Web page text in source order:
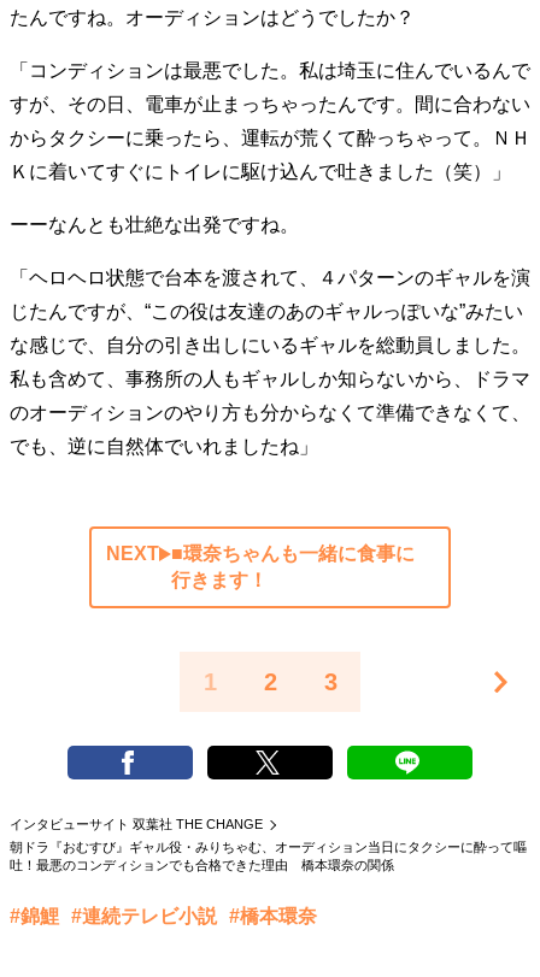
たんですね。オーディションはどうでしたか？
「コンディションは最悪でした。私は埼玉に住んでいるんで
すが、その日、電車が止まっちゃったんです。間に合わない
からタクシーに乗ったら、運転が荒くて酔っちゃって。ＮＨ
Ｋに着いてすぐにトイレに駆け込んで吐きました（笑）」
ーーなんとも壮絶な出発ですね。
「ヘロヘロ状態で台本を渡されて、４パターンのギャルを演
じたんですが、“この役は友達のあのギャルっぽいな”みたい
な感じで、自分の引き出しにいるギャルを総動員しました。
私も含めて、事務所の人もギャルしか知らないから、ドラマ
のオーディションのやり方も分からなくて準備できなくて、
でも、逆に自然体でいれましたね」
NEXT
■環奈ちゃんも一緒に食事に
行きます！
1 2 3
インタビューサイト 双葉社 THE CHANGE
朝ドラ『おむすび』ギャル役・みりちゃむ、オーディション当日にタクシーに酔って嘔
吐！最悪のコンディションでも合格できた理由 橋本環奈の関係
#錦鯉 #連続テレビ小説 #橋本環奈